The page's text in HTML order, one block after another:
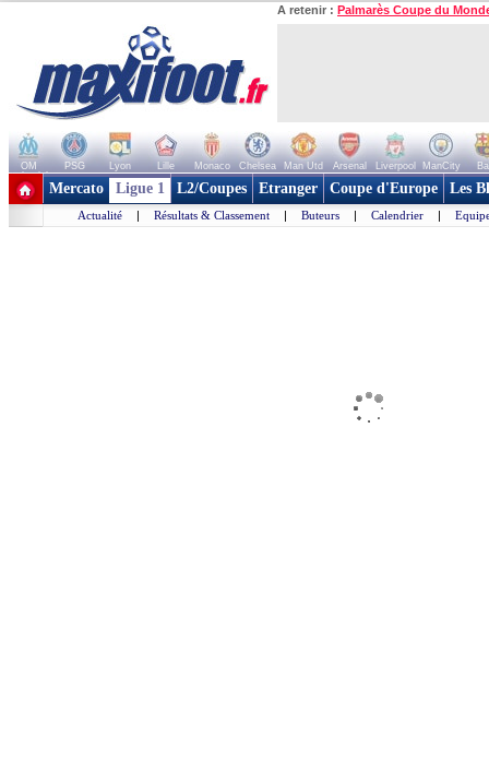
A retenir : Palmarès Coupe du
OM PSG Lyon Lille Monaco Chelsea Man Utd Arsenal Liverpool ManCity
+ de clubs
Mercato Ligue 1 L2/Coupes Etranger Coupe d'Europe Les
Actualité | Résultats & Classement | Buteurs | Calendrier |